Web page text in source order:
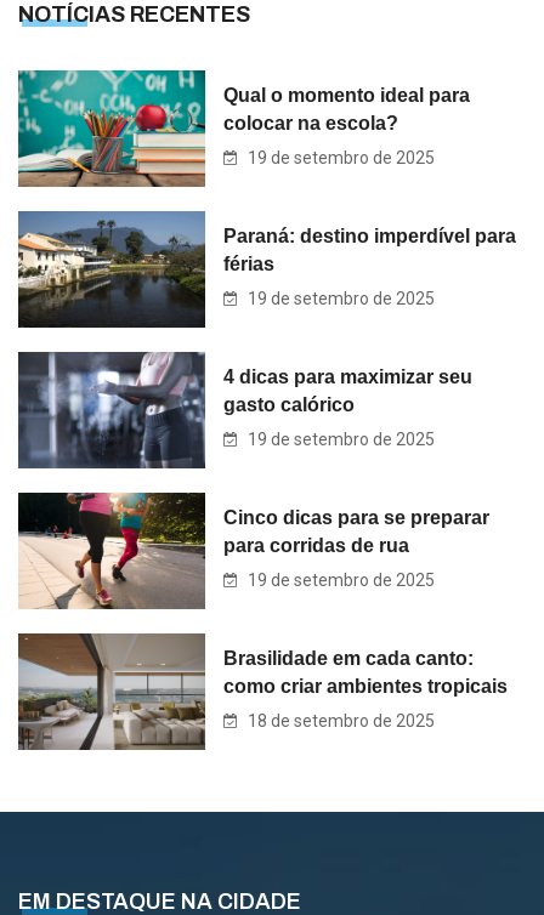
NOTÍCIAS RECENTES
Qual o momento ideal para
colocar na escola?
19 de setembro de 2025
Paraná: destino imperdível para
férias
19 de setembro de 2025
4 dicas para maximizar seu
gasto calórico
19 de setembro de 2025
Cinco dicas para se preparar
para corridas de rua
19 de setembro de 2025
Brasilidade em cada canto:
como criar ambientes tropicais
18 de setembro de 2025
EM DESTAQUE NA CIDADE